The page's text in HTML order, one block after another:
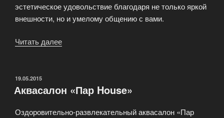
эстетическое удовольствие благодаря не только яркой
внешности, но и умелому общению с вами.
Читать далее
сауне»
ОПУБЛИКОВАНО
19.05.2015
Аквасалон «Пар House»
Оздоровительно-развлекательный аквасалон «Пар